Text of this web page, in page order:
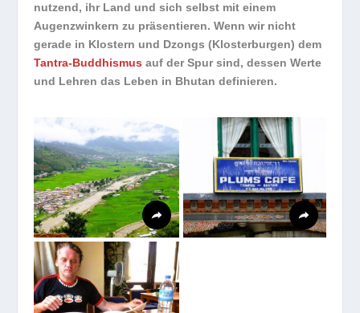
nutzend, ihr Land und sich selbst mit einem
Augenzwinkern zu präsentieren. Wenn wir nicht
gerade in Klostern und Dzongs (Klosterburgen) dem
Tantra-Buddhismus auf der Spur sind, dessen Werte
und Lehren das Leben in Bhutan definieren.